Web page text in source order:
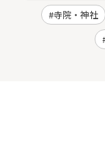
寺院・神社